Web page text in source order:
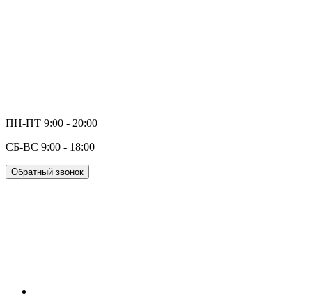
ПН-ПТ 9:00 - 20:00
СБ-ВС 9:00 - 18:00
Обратный звонок